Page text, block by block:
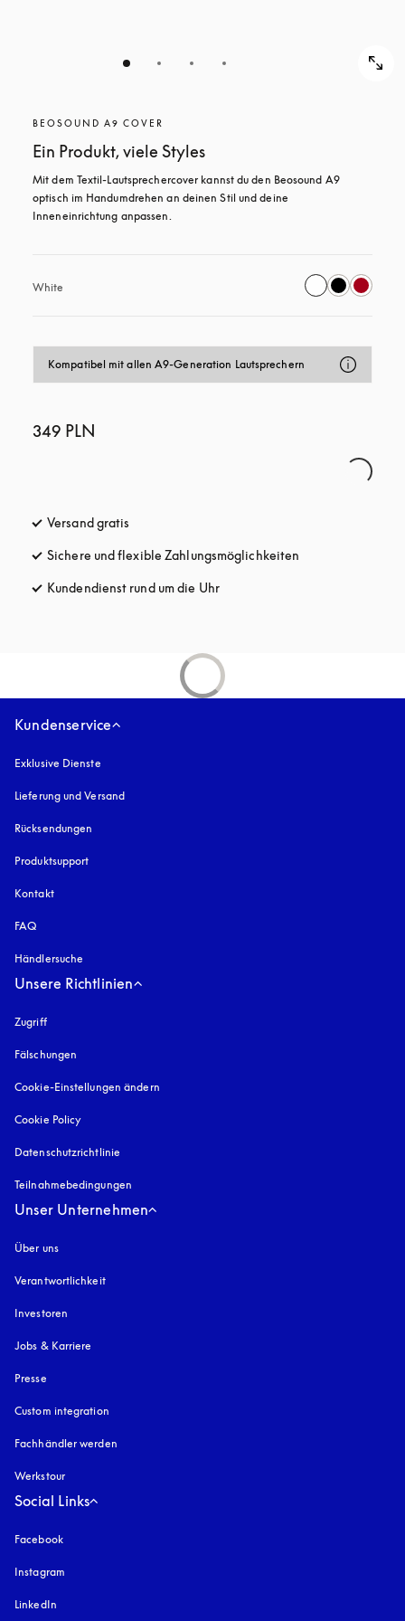
BEOSOUND A9 COVER
Ein Produkt, viele Styles
Mit dem Textil-Lautsprechercover kannst du den Beosound A9
optisch im Handumdrehen an deinen Stil und deine
Inneneinrichtung anpassen.
White
Kompatibel mit allen A9-Generation Lautsprechern
349 PLN
Versand gratis
Sichere und flexible Zahlungsmöglichkeiten
Kundendienst rund um die Uhröffnet sich in einem neuen Tab
Kundenservice
Exklusive Dienste
Lieferung und Versand
Rücksendungen
Produktsupport
Kontakt
FAQ
Händlersuche
Unsere Richtlinien
Zugrifföffnet sich in einem neuen Tab
Fälschungen
Cookie-Einstellungen ändern
Cookie Policy
Datenschutzrichtlinie
Teilnahmebedingungen
Unser Unternehmen
Über uns
Verantwortlichkeit
Investoren
Jobs & Karriere
Presse
Custom integration
Fachhändler werden
Werkstour
Social Links
Facebook
Instagram
LinkedIn